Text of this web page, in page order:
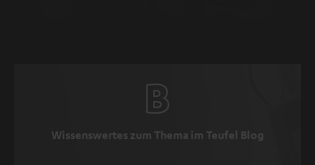
Wissenswertes zum Thema im Teufel Blog